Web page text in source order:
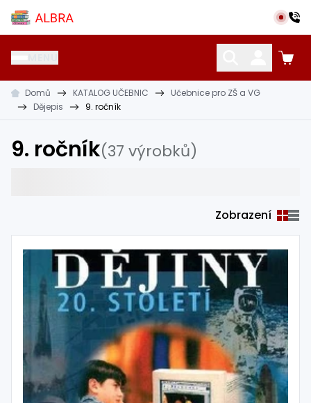
Přeskočit na hlavní obsah
Albra s.r.o.
KATALOG UČEBNIC OSTATNÍ POMŮCKY
Domů KATALOG UČEBNIC
Učebnice pro ZŠ a VG
Dějepis
9. ročník
9. ročník(37 výrobků)
Zobrazení